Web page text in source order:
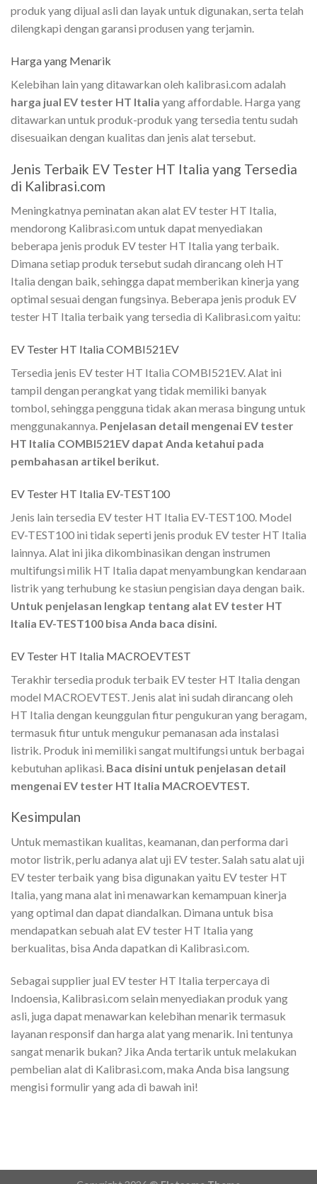
produk yang dijual asli dan layak untuk digunakan, serta telah
dilengkapi dengan garansi produsen yang terjamin.
Harga yang Menarik
Kelebihan lain yang ditawarkan oleh kalibrasi.com adalah
harga jual EV tester HT Italia yang affordable. Harga yang
ditawarkan untuk produk-produk yang tersedia tentu sudah
disesuaikan dengan kualitas dan jenis alat tersebut.
Jenis Terbaik EV Tester HT Italia yang Tersedia
di Kalibrasi.com
Meningkatnya peminatan akan alat EV tester HT Italia,
mendorong Kalibrasi.com untuk dapat menyediakan
beberapa jenis produk EV tester HT Italia yang terbaik.
Dimana setiap produk tersebut sudah dirancang oleh HT
Italia dengan baik, sehingga dapat memberikan kinerja yang
optimal sesuai dengan fungsinya. Beberapa jenis produk EV
tester HT Italia terbaik yang tersedia di Kalibrasi.com yaitu:
EV Tester HT Italia COMBI521EV
Tersedia jenis EV tester HT Italia COMBI521EV. Alat ini
tampil dengan perangkat yang tidak memiliki banyak
tombol, sehingga pengguna tidak akan merasa bingung untuk
menggunakannya. Penjelasan detail mengenai EV tester
HT Italia COMBI521EV dapat Anda ketahui pada
pembahasan artikel berikut.
EV Tester HT Italia EV-TEST100
Jenis lain tersedia EV tester HT Italia EV-TEST100. Model
EV-TEST100 ini tidak seperti jenis produk EV tester HT Italia
lainnya. Alat ini jika dikombinasikan dengan instrumen
multifungsi milik HT Italia dapat menyambungkan kendaraan
listrik yang terhubung ke stasiun pengisian daya dengan baik.
Untuk penjelasan lengkap tentang alat EV tester HT
Italia EV-TEST100 bisa Anda baca disini.
EV Tester HT Italia MACROEVTEST
Terakhir tersedia produk terbaik EV tester HT Italia dengan
model MACROEVTEST. Jenis alat ini sudah dirancang oleh
HT Italia dengan keunggulan fitur pengukuran yang beragam,
termasuk fitur untuk mengukur pemanasan ada instalasi
listrik. Produk ini memiliki sangat multifungsi untuk berbagai
kebutuhan aplikasi. Baca disini untuk penjelasan detail
mengenai EV tester HT Italia MACROEVTEST.
Kesimpulan
Untuk memastikan kualitas, keamanan, dan performa dari
motor listrik, perlu adanya alat uji EV tester. Salah satu alat uji
EV tester terbaik yang bisa digunakan yaitu EV tester HT
Italia, yang mana alat ini menawarkan kemampuan kinerja
yang optimal dan dapat diandalkan. Dimana untuk bisa
mendapatkan sebuah alat EV tester HT Italia yang
berkualitas, bisa Anda dapatkan di Kalibrasi.com.
Sebagai supplier jual EV tester HT Italia terpercaya di
Indoensia, Kalibrasi.com selain menyediakan produk yang
asli, juga dapat menawarkan kelebihan menarik termasuk
layanan responsif dan harga alat yang menarik. Ini tentunya
sangat menarik bukan? Jika Anda tertarik untuk melakukan
pembelian alat di Kalibrasi.com, maka Anda bisa langsung
mengisi formulir yang ada di bawah ini!